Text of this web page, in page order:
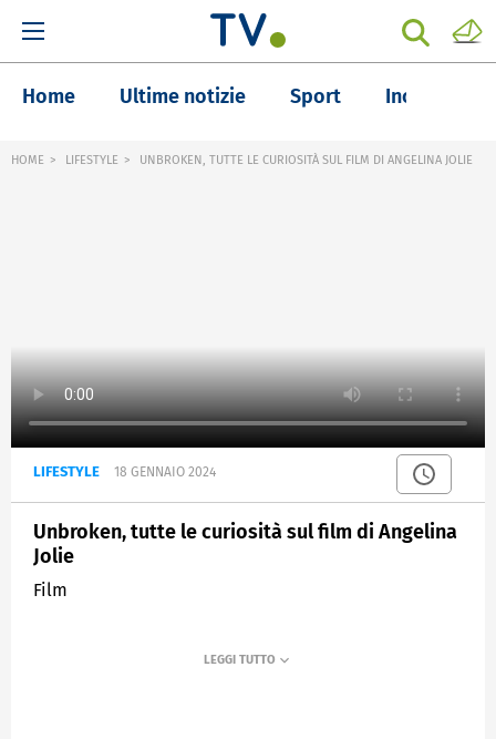
Home Ultime notizie Sport Inchieste
HOME LIFESTYLE UNBROKEN, TUTTE LE CURIOSITÀ SUL FILM DI ANGELINA JOLIE
LIFESTYLE 18 GENNAIO 2024
Unbroken, tutte le curiosità sul film di Angelina
Jolie
Film